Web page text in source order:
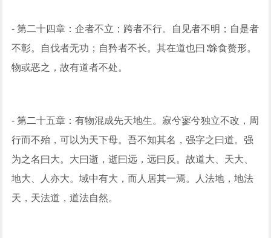
- 第二十四章：企者不立；跨者不行。自见者不明；自是者
不彰。自伐者无功；自矜者不长。其在道也曰∶馀食赘形。
物或恶之，故有道者不处。
- 第二十五章：有物混成先天地生。寂兮寥兮独立不改，周
行而不殆，可以为天下母。吾不知其名，强字之曰道。强
为之名曰大。大曰逝，逝曰远，远曰反。故道大、天大、
地大、人亦大。域中有大，而人居其一焉。人法地，地法
天，天法道，道法自然。